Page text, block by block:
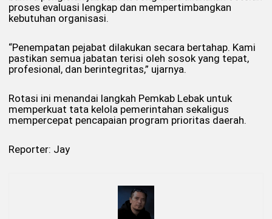
proses evaluasi lengkap dan mempertimbangkan
kebutuhan organisasi.
“Penempatan pejabat dilakukan secara bertahap. Kami
pastikan semua jabatan terisi oleh sosok yang tepat,
profesional, dan berintegritas,” ujarnya.
Rotasi ini menandai langkah Pemkab Lebak untuk
memperkuat tata kelola pemerintahan sekaligus
mempercepat pencapaian program prioritas daerah.
Reporter: Jay